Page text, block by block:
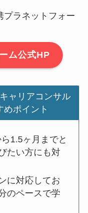
プラネットフォー
ム公式HP
ャリアコンサル
めポイント
1.5ヶ月までと
たい方にも対
に対応してお
のペースで学